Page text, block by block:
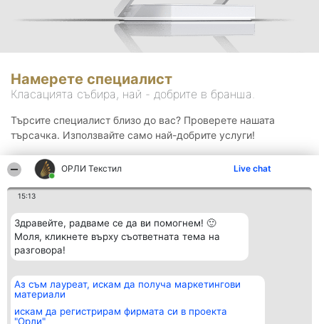
ОРЛИ Текстил Live chat
15:13
Здравейте, радваме се да ви помогнем! 🙂
Моля, кликнете върху съответната тема на
разговора!
Аз съм лауреат, искам да получа маркетингови
материали
искам да регистрирам фирмата си в проекта
"Орли"
Намерете специалист
Класацията събира, най - добрите в бранша.
Търсите специалист близо до вас? Проверете нашата
търсачка. Използвайте само най-добрите услуги!
Организатор на
класиране
BulevardulAleea Timișul De
Класация
всички
Контакти